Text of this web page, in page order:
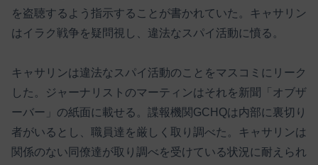
を盗聴するよう指示することが書かれていた。キャサリン
はイラク戦争を疑問視し、違法なスパイ活動に憤る。
キャサリンは違法なスパイ活動のことをマスコミにリーク
した。ジャーナリストのマーティンはそれを新聞「オブザ
ーバー」の紙面に載せる。諜報機関GCHQは内部に裏切り
者がいるとし、職員達を厳しく取り調べた。キャサリンは
関係のない同僚達が取り調べを受けている状況に耐えられ